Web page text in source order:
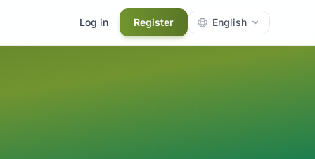
Log in Register English